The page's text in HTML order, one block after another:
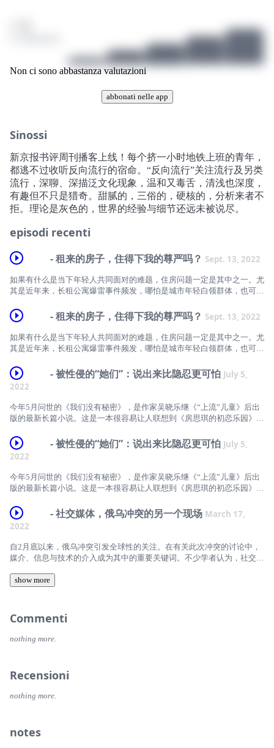
Non ci sono abbastanza valutazioni
abbonati nelle app
Sinossi
新京报书评周刊播客上线！每个挤一小时地铁上班的青年，
都逃不过收听反向流行的宿命。“反向流行”关注流行及另类
流行，深聊、深描泛文化现象，温和又毒舌，清浅也深度，
有趣但不只是猎奇。甜腻的，三俗的，硬核的，分析来者不
拒。理论是灰色的，世界的经验与细节还远未被说尽。
episodi recenti
- 租来的房子，住得下我的尊严吗？ Sept. 13, 2022
如果有什么是当下年轻人共同面对的难题，住房问题一定是其中之一。尤
其是近年来，长租公寓爆雷事件频发，哪怕是城市年轻白领群体，也可能
据，虚假房源信息多、频繁搬家和安全隐患是新生代租房的三大问题。与
此同时，根据联合国报告显示，全球仍有数十亿人口无法享有适足住房的
基本权利，其中大部分居住在城市贫民窟。作为全球性的难题，住房问题
实际上由来已久。从恩格斯面对早期现代大城市发展导致工人住宅缺乏、
门》中所剖析的系统性“驱逐”机制，当房屋日益成为金融工具，越来越多
人所面对的是被迫搬迁、失去房产，甚至没有家园的境况。而住房问题，
正如《保卫住房：危机的政治学》一书中所言：它从来就不仅是技术性问
住房体系的一个主要部分。本期反向流行，我们就“住房、租房以及可不
可以不买房”展开讨论。从我们各自的租房血泪史出发，聊到住房何以变
化”，我们的话题延伸到住房何以从人的基本生存权利沦为资本和权力游
戏。最后，我们回到对“占有”的反思上。“敢于不占有，在不占有的前提
命。”项飙在《扫地出门》的导读文章中写道。【本期主播】《新京报书
评周刊》编辑部： 青青子 / 张婷【返场主播】前媒体人：肖舒妍/徐悦东
Underground【节目时间轴】[03:25] 我们的租房血泪史[05:35] 血泪故事
一：租约弃毁[08:10] 血泪故事二：房东闯入[09:00] 血泪故事三：室友不
买房如何影响生活选择？[29:05] 买房背后的代际关系变化[30:22] 当住房
被过度商品化[39:20] 去低线城市买房是替代性选择吗？[40:05] 住房全球
系案例：新加坡公共住房[51:35] 北京最低收入者租不起一居室[56:25] 家
的“异化”：我们可以不占有吗？[60:50] 住房问题是一个政治经济问题
索“反向流行”也可以听啦！【互动方式】微博：@反向流行微信公众号：
- 租来的房子，住得下我的尊严吗？ Sept. 13, 2022
如果有什么是当下年轻人共同面对的难题，住房问题一定是其中之一。尤
其是近年来，长租公寓爆雷事件频发，哪怕是城市年轻白领群体，也可能
据，虚假房源信息多、频繁搬家和安全隐患是新生代租房的三大问题。与
此同时，根据联合国报告显示，全球仍有数十亿人口无法享有适足住房的
基本权利，其中大部分居住在城市贫民窟。作为全球性的难题，住房问题
实际上由来已久。从恩格斯面对早期现代大城市发展导致工人住宅缺乏、
住房条件恶劣而提出的《论住宅问题》，到马修·德斯蒙德在《扫地出
门》中所剖析的系统性“驱逐”机制，当房屋日益成为金融工具，越来越多
人所面对的是被迫搬迁、失去房产，甚至没有家园的境况。而住房问题，
正如《保卫住房：危机的政治学》一书中所言：它从来就不仅是技术性问
题，而是一个政治经济问题。无家可归也不是城市生活中的偶然事件，是
可以不买房”展开讨论。从我们各自的租房血泪史出发，聊到住房何以变
成这个不确定的世界中又一个不稳定的地方。从买房的陷阱到家的“异
戏。最后，我们回到对“占有”的反思上。“敢于不占有，在不占有的前提
下享受生活，精神昂扬地过好每一天，这也许会是这个时代的最大的革
评周刊》编辑部： 青青子 / 张婷【返场主播】前媒体人：肖舒妍/徐悦东
【后期制作】ayao【本期音乐】Sunday Morning – The Velvet
一：租约弃毁[08:10] 血泪故事二：房东闯入[09:00] 血泪故事三：室友不
被过度商品化[39:20] 去低线城市买房是替代性选择吗？[40:05] 住房全球
化与无家可归者[44:30] 买房真的能带来幸福感吗？[48:20] 多样化住房体
系案例：新加坡公共住房[51:35] 北京最低收入者租不起一居室[56:25] 家
的“异化”：我们可以不占有吗？[60:50] 住房问题是一个政治经济问题
索“反向流行”也可以听啦！【互动方式】微博：@反向流行微信公众号：
- 被性侵的“她们”：说出来比隐忍更可怕 July 5,
2022
今年5月问世的《我们没有秘密》，是作家吴晓乐继《“上流”儿童》后出
版的最新长篇小说。这是一本很容易让人联想到《房思琪的初恋乐园》的
一起的友谊、爱情、亲情，还有对于受害者来说再也走不下去的人生。
但不同于房思琪，《我们没有秘密》里的主人公宋怀萱没那么清醒，也没
那么聪明，于是很多时候她看不清要恨谁，不断恨错人。也不同于完美受
害者，小说里的宋怀萱显然不太完美，甚至有点讨人厌。
本期反向流行，我们和吴晓乐从《我们没有秘密》聊起，聊到未成年性侵
的文学与现实镜像。相比于新闻报道，文学在描写爱与暴力时能抵达怎样
不同的境地？当亲密关系中的暴力问题频现，到底是爱本身出了问题，还
是我们误解了爱？
从文学回到现实，今年是林奕含去世的第五年。我们也聊到林奕含的书写
理解。而纪念她，阅读她，又如何让更多人与她站在一起，或者，至少在
某个瞬间，和她一起快乐，也一起难过。（剧透预警：播客中会提及小说
部分情节与人物关系）
【本期主播】《新京报书评周刊》编辑部： 青青子 / 张婷【后期制作】张
女性成长的微妙时刻[07:10] 书名的由来：与读者玩的一个游戏[09:58] 为
与加害者[18:55] 写作中最艰难之处：如何书写受害者的不完美[20:13] 与
断重复创伤，还是收获疗愈[35:10] 法律无法承载性侵事件中那些暧昧不
清的状态[40:25] 爱是嫉妒、不想忍耐，想要隐藏[45:15] 伤害你特别深
的，一开始都有一个爱的元素[46:20] 公众对于性侵与性侵受害者的普遍
小宇宙、喜马拉雅、网易云音乐等多个音频平台上线，在以上平台搜
- 被性侵的“她们”：说出来比隐忍更可怕 July 5,
2022
今年5月问世的《我们没有秘密》，是作家吴晓乐继《“上流”儿童》后出
版的最新长篇小说。这是一本很容易让人联想到《房思琪的初恋乐园》的
一起的友谊、爱情、亲情，还有对于受害者来说再也走不下去的人生。
但不同于房思琪，《我们没有秘密》里的主人公宋怀萱没那么清醒，也没
那么聪明，于是很多时候她看不清要恨谁，不断恨错人。也不同于完美受
害者，小说里的宋怀萱显然不太完美，甚至有点讨人厌。
本期反向流行，我们和吴晓乐从《我们没有秘密》聊起，聊到未成年性侵
的文学与现实镜像。相比于新闻报道，文学在描写爱与暴力时能抵达怎样
不同的境地？当亲密关系中的暴力问题频现，到底是爱本身出了问题，还
是我们误解了爱？
理解。而纪念她，阅读她，又如何让更多人与她站在一起，或者，至少在
部分情节与人物关系）
【节目时间轴】[03:45] 《我们没有秘密》的故事梗概[06:00] 小说中有关
什么选择悬疑题材来书写性侵故事[12:55] 性侵受害者的情感困局：亲人
[29:10] 现实里的艰难选择：有人隐忍，有人走上法庭[32:30] 说出来：不
- 社交媒体，俄乌冲突的另一个现场 March 17,
2022
自2月底以来，俄乌冲突引发全球性的关注。在有关此次冲突的讨论中，
媒介、信息与技术的介入成为其中的重要关键词。不少学者认为，社交媒
涵。
我们重新思考信息安全、技术伦理、全球化规则等问题。与此同时，如果
政治的起源是仪式，那么在平民政治与社交媒体时代，泽连斯基是否真的
意味着一种新的政治表演？而在针对俄罗斯的众多制裁与“取消”事件中，
有关艺术与科学是否应该豁免于政治立场的问题再次浮现出来。
响并形塑了历史上的战争形态。我们也聊到科技巨头在此次冲突中的介
体时代的政治表演的讨论，我们延伸到不同政治体制背景下的政治理念脉
信的力量。
show more
Commenti
nothing more.
Recensioni
nothing more.
notes